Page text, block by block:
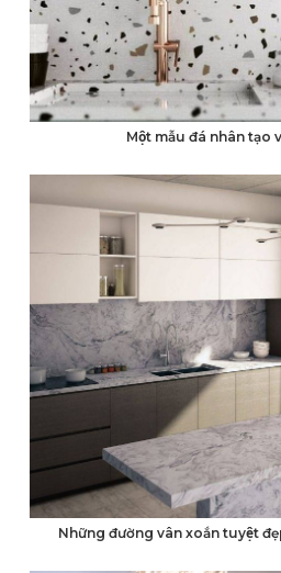
Một mẫu đá nhân tạo
Những đường vân xoắn tuyệt